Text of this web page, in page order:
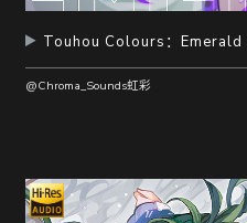
Touhou Colours：Emerald
@Chroma_Sounds虹彩